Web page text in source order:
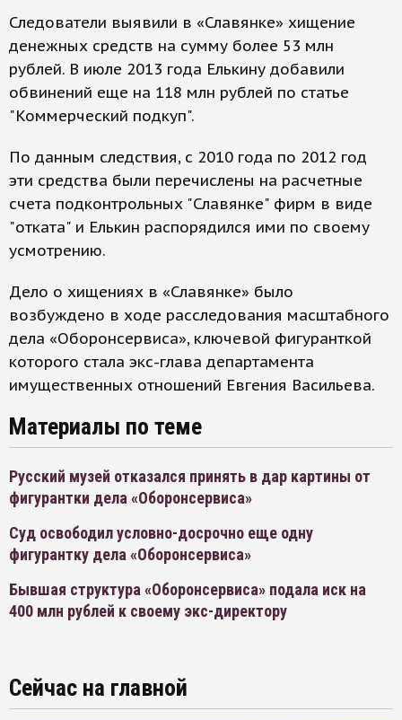
Следователи выявили в «Славянке» хищение
денежных средств на сумму более 53 млн
рублей. В июле 2013 года Елькину добавили
обвинений еще на 118 млн рублей по статье
"Коммерческий подкуп".
По данным следствия, с 2010 года по 2012 год
эти средства были перечислены на расчетные
счета подконтрольных "Славянке" фирм в виде
"отката" и Елькин распорядился ими по своему
усмотрению.
Дело о хищениях в «Славянке» было
возбуждено в ходе расследования масштабного
дела «Оборонсервиса», ключевой фигуранткой
которого стала экс-глава департамента
имущественных отношений Евгения Васильева.
Материалы по теме
Русский музей отказался принять в дар картины от
фигурантки дела «Оборонсервиса»
Суд освободил условно-досрочно еще одну
фигурантку дела «Оборонсервиса»
Бывшая структура «Оборонсервиса» подала иск на
400 млн рублей к своему экс-директору
Сейчас на главной